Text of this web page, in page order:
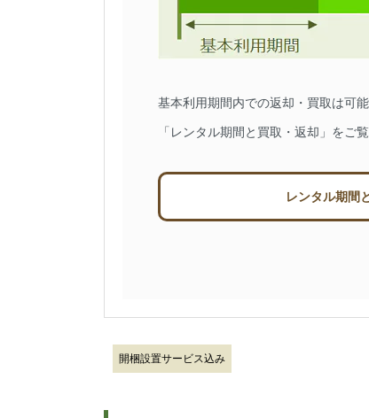
基本利用期間内での返却・買取は可
「レンタル期間と買取・返却」をご覧
レンタル期間
開梱設置サービス込み